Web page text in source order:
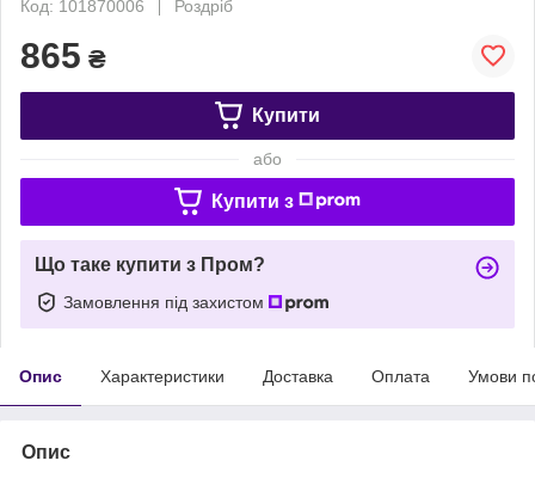
Код: 101870006
Роздріб
865 ₴
Купити
або
Купити з
Що таке купити з Пром?
Замовлення під захистом
Опис Характеристики Доставка Оплата Умови
Опис